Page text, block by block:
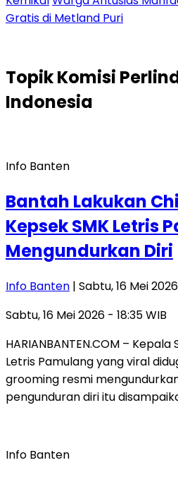
Gratis di Metland Puri
TopikKomisi
Indonesia
Info Banten
Bantah Lakukan
Kepsek SMK Letris
Mengundurkan Diri
Info Banten | Sabtu, 16 Mei
Sabtu, 16 Mei 2026 - 18:35 WIB
HARIANBANTEN.COM –
Letris Pamulang yang viral
grooming resmi
pengunduran diri itu
Info Banten